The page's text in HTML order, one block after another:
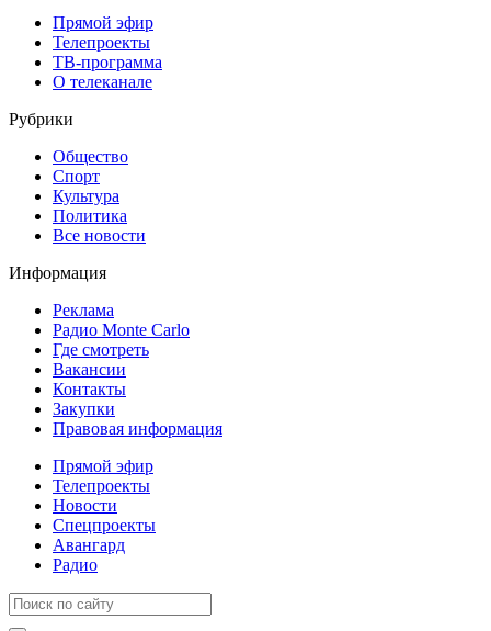
Прямой эфир
Телепроекты
ТВ-программа
О телеканале
Рубрики
Общество
Спорт
Культура
Политика
Все новости
Информация
Реклама
Радио Monte Carlo
Где смотреть
Вакансии
Контакты
Закупки
Правовая информация
Прямой эфир
Телепроекты
Новости
Спецпроекты
Авангард
Радио